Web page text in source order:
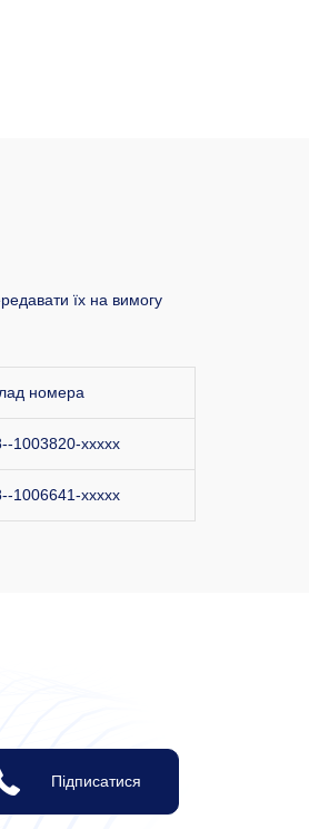
їх на вимогу
номера
1003820-xxxxx
1006641-xxxxx